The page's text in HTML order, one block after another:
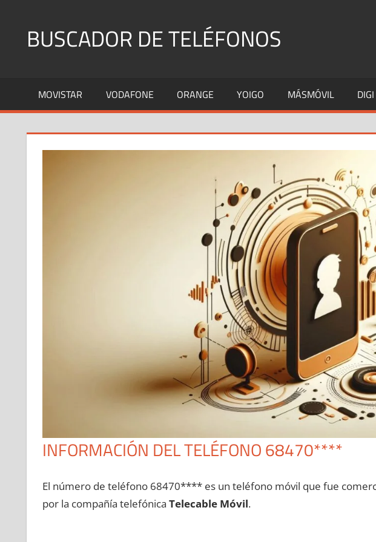
contenidoBUSCADOR DE TELÉFONOS
Fijos
y
MOVISTAR VODAFONE ORANGE YOIGO MÁSMÓVIL
INFORMACIÓN DEL TELÉFONO 68470****
El número dе teléfono 68470**** es un teléfono móvil quе fue
pοr la compañía telefónica Telecable Móvil.